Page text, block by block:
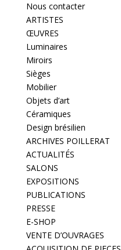
Nous contacter
ARTISTES
ŒUVRES
Luminaires
Miroirs
Sièges
Mobilier
Objets d’art
Céramiques
Design brésilien
ARCHIVES POILLERAT
ACTUALITÉS
SALONS
EXPOSITIONS
PUBLICATIONS
PRESSE
E-SHOP
VENTE D’OUVRAGES